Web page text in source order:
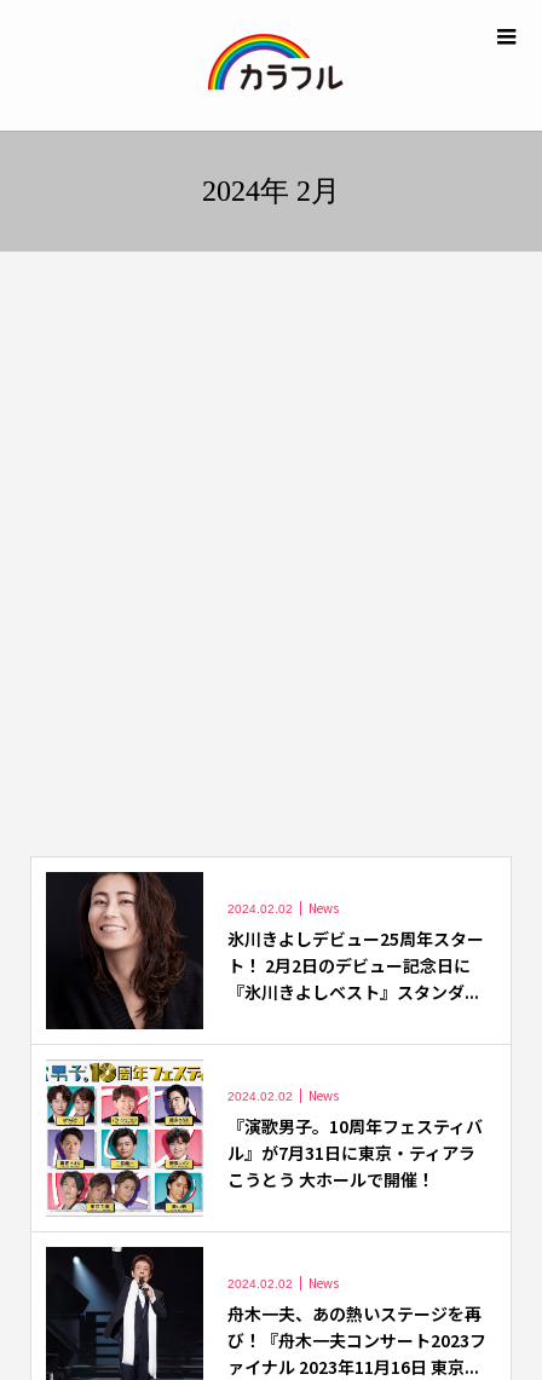
2024年 2月
2024.02.02 News
氷川きよしデビュー25周年スター
ト！ 2月2日のデビュー記念日に
『氷川きよしベスト』スタンダ...
2024.02.02 News
『演歌男子。10周年フェスティバ
ル』が7月31日に東京・ティアラ
こうとう 大ホールで開催！
2024.02.02 News
舟木一夫、あの熱いステージを再
び！『舟木一夫コンサート2023フ
ァイナル 2023年11月16日 東京...